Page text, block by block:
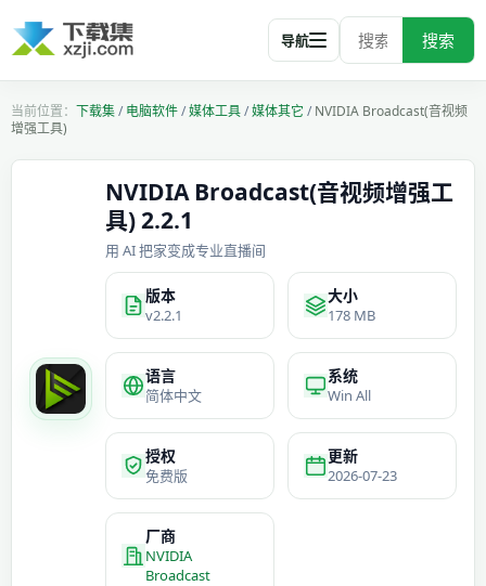
搜索
导航
下载集/电脑软件/媒体工具/媒体其它 /NVIDIA Broadcast(音视频
增强工具)
NVIDIA Broadcast(音视频增强工
具) 2.2.1
用 AI 把家变成专业直播间
版本
v2.2.1
大小
178 MB
语言
简体中文
系统
Win All
授权
免费版
更新
2026-07-23
厂商
NVIDIA
Broadcast